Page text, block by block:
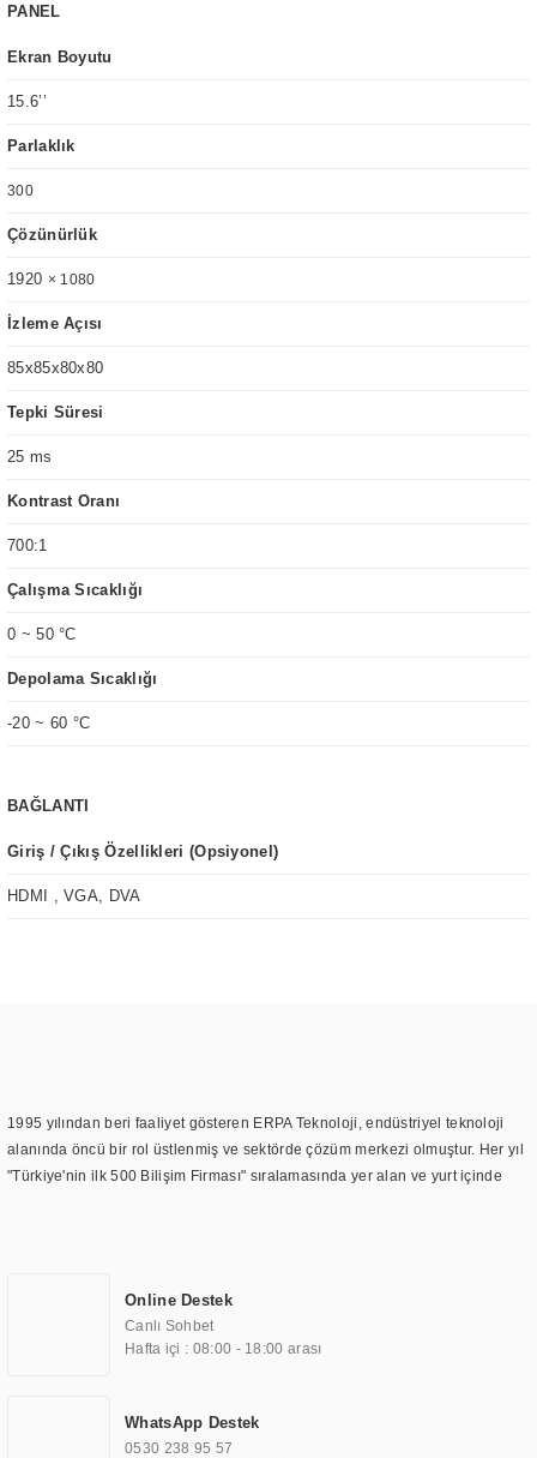
PANEL
Ekran Boyutu
15.6’’
Parlaklık
300
Çözünürlük
1920 × 1080
İzleme Açısı
85x85x80x80
Tepki Süresi
25 ms
Kontrast Oranı
700:1
Çalışma Sıcaklığı
0 ~ 50 °C
Depolama Sıcaklığı
-20 ~ 60 °C
BAĞLANTI
Giriş / Çıkış Özellikleri (Opsiyonel)
HDMI , VGA, DVA
1995 yılından beri faaliyet gösteren ERPA Teknoloji, endüstriyel teknoloji
alanında öncü bir rol üstlenmiş ve sektörde çözüm merkezi olmuştur. Her yıl
"Türkiye'nin ilk 500 Bilişim Firması" sıralamasında yer alan ve yurt içinde
TOCHI markası altında kendi ürettiği ürünlerde kullanmıştır. Günümüzde
TOCHI; videowall, digital signage, kiosk, totem, akıllı durak ekranı, araç içi
ekran, asansör ekranı, digital menüboard, marin ekran, medikal ekran,
ekranları, endüstriyel ekranlar, kapı önü bilgi ekranları, panel PC,
endüstriyel Panel PC, mini PC, endüstriyel mini PC ve akıllı bina sistemleri
Online Destek
Canlı Sohbet
Hafta içi : 08:00 - 18:00 arası
WhatsApp Destek
0530 238 95 57